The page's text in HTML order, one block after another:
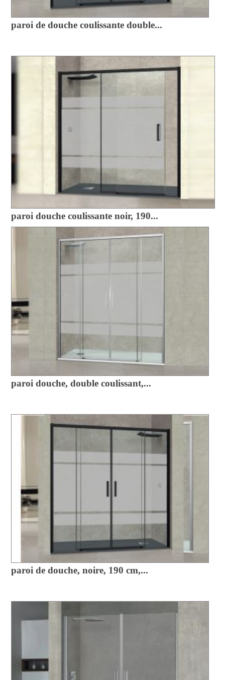
paroi de douche coulissante double...
paroi douche coulissante noir, 190...
paroi douche, double coulissant,...
paroi de douche, noire, 190 cm,...